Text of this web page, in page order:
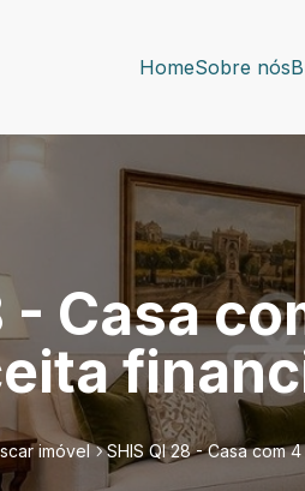
HomeSobre nós
- Casa
imóvel SHIS QI 28 - Casa com